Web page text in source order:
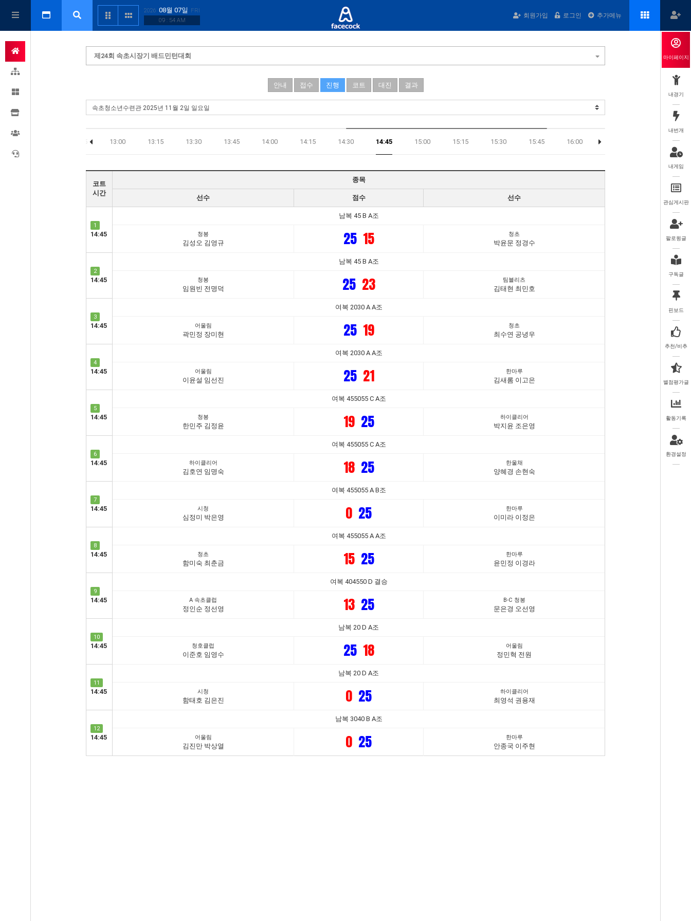
2026 08월 07일
FRI
09 : 54 AM
회원가입 로그인 추가메뉴
제24회 속초시장기 배드민턴대회
안내 접수 진행 코트 대진 결과
12:45 13:00 13:15 13:30 13:45 14:00 14:15 14:30 14:45 15:00 15:15 15:30 15:45 16:00
코트
시간
종목
선수 점수 선수
1
14:45
남복 45 B A조
청봉
김성오 김영규 25 15 청초
박윤문 정경수
2
14:45
남복 45 B A조
청봉
임원빈 전명덕 25 23 팀블리츠
김태현 최민호
3
14:45
여복 2030 A A조
어울림
곽민정 장미현 25 19 청초
최수연 공녕우
4
14:45
여복 2030 A A조
어울림
이윤설 임선진 25 21 한마루
김새롬 이고은
5
14:45
여복 455055 C A조
청봉
한민주 김정윤 19 25 하이클리어
박지윤 조은영
6
14:45
여복 455055 C A조
하이클리어
김호연 임명숙 18 25 한울채
양혜경 손현숙
7
14:45
여복 455055 A B조
시청
심정미 박은영 0 25 한마루
이미라 이정은
8
14:45
여복 455055 A A조
청초
함미숙 최춘금 15 25 한마루
윤민정 이경라
9
14:45
여복 404550 D 결승
A 속초클럽
정인순 정선영 13 25 B-C 청봉
문은경 오선영
10
14:45
남복 20 D A조
청호클럽
이준호 임영수 25 18 어울림
정민혁 전원
11
14:45
남복 20 D A조
시청
함태호 김은진 0 25 하이클리어
최영석 권용재
12
14:45
남복 3040 B A조
어울림
김진만 박상열 0 25 한마루
안종국 이주현
마이페이지
내경기
내번개
내게임
관심게시판
팔로윙글
구독글
핀보드
추천/비추
별점평가글
활동기록
환경설정